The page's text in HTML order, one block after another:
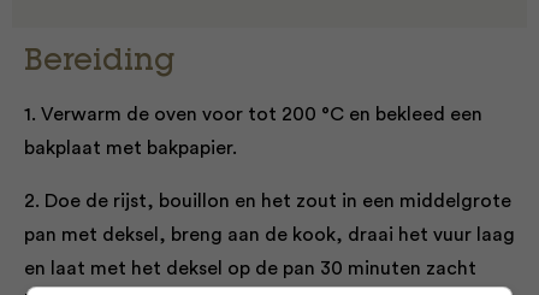
Bereiding
1. Verwarm de oven voor tot 200 °C en bekleed een
bakplaat met bakpapier.
2. Doe de rijst, bouillon en het zout in een middelgrote
pan met deksel, breng aan de kook, draai het vuur laag
en laat met het deksel op de pan 30 minuten zacht